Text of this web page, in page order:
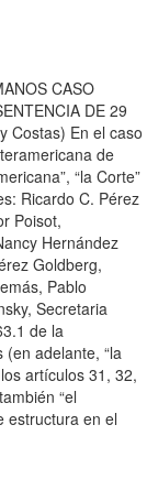
CASO
DE 29
Costas) En el caso
de
“la Corte”
Ricardo C. Pérez
Poisot,
Hernández
Goldberg,
Pablo
Secretaria
de la
adelante, “la
artículos 31, 32,
“el
estructura en el